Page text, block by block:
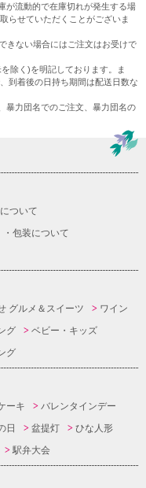
が流動的で在庫切れが発生する場
らせていただくことがございま
きない場合にはご注文はお受けで
除く)を明記しております。ま
到着後の日持ち期間は配送日数な
暴力団名でのご注文、暴力団名の
ついて
包装について
グルメ＆スイーツ
ワイン
グ
ベビー・キッズ
グ
ーキ
バレンタインデー
日 盆提灯
ひな人形
駅弁大会